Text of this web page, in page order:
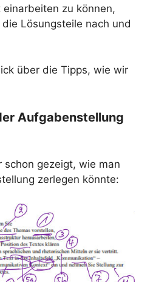
zu können,
Lösungsteile nach und
über die Tipps, wie wir
Aufgabenstellung
schon gezeigt, wie man
zerlegen könnte: